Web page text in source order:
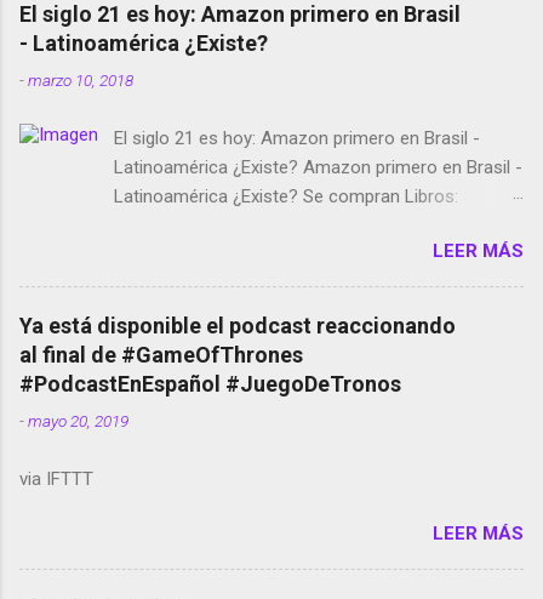
El siglo 21 es hoy: Amazon primero en Brasil
- Latinoamérica ¿Existe?
-marzo 10, 2018
El siglo 21 es hoy: Amazon primero en Brasil -
Latinoamérica ¿Existe? Amazon primero en Brasil -
Latinoamérica ¿Existe? Se compran Libros:
temporada de Black Mirror Twitter deja de verificar
cuentas Responden los fotógrafos Brian May y el
copyright en Instagram Música y vídeo selfies en la
red social Riddley Scott saca a Kevin Spacey de su
película Francisco regaña a los que usan el
smartphone en sus misas La serie de la Tierra
Media GoBee - StartUp de bicicletas de alquiler
Live Photos en Google Photos Llegando Partimos
Dictados en Android El tamaño y su importancia...
LEER MÁS
Ya está disponible el podcast reaccionando
al final de #GameOfThrones
#PodcastEnEspañol #JuegoDeTronos
-mayo 20, 2019
via IFTTT
LEER MÁS